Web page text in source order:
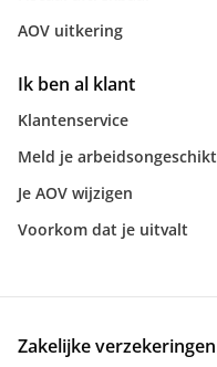
AOV uitkering
Ik ben al klant
Klantenservice
Meld je arbeidsongeschikt
Je AOV wijzigen
Voorkom dat je uitvalt
Zakelijke verzekeringen